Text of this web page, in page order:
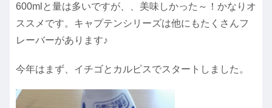
600mlと量は多いですが、、美味しかった～！かなりオ
ススメです。キャプテンシリーズは他にもたくさんフ
レーバーがあります♪
今年はまず、イチゴとカルピスでスタートしました。